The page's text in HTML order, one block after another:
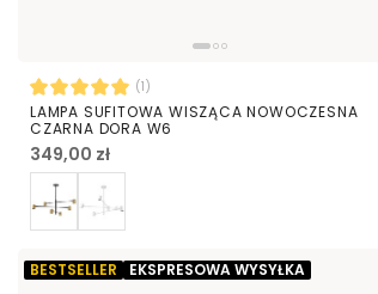
(1)
LAMPA SUFITOWA WISZĄCA NOWOCZESNA
CZARNA DORA W6
349,00 zł
BESTSELLER EKSPRESOWA WYSYŁKA